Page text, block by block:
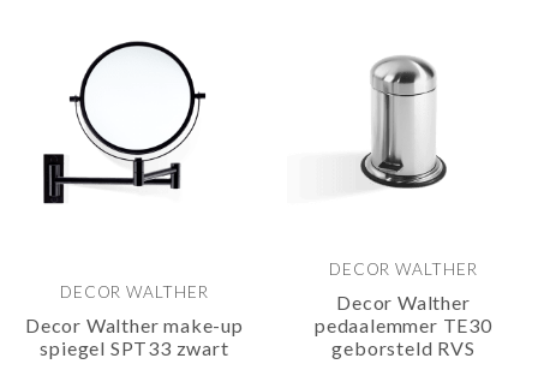
DECOR WALTHER
Decor Walther make-up
spiegel SPT33 zwart
DECOR WALTHER
Decor Walther
pedaalemmer TE30
geborsteld RVS